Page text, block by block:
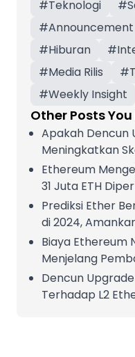
#Teknologi #
#Announcement
#Hiburan #
#Media Rilis #
#Weekly Insight
Other Posts
Apakah Dencun
Meningkatkan
Ethereum
31 Juta ETH
Prediksi Ether
di 2024,
Biaya Ethereum
Menjelang
Dencun
Terhadap L2